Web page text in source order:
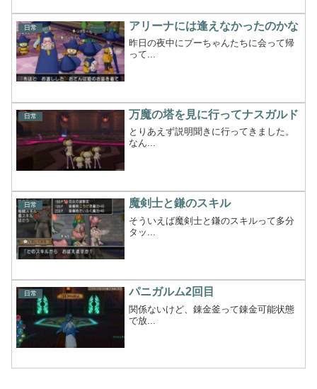
日常 アリーナには逢えなかったのかな
昨日の夜中にプーちゃんたちに会って帰
って...
日常 万魔の塔を見に行ってナスガルド
とりあえず説明聞きに行ってきました。
なん...
日常 魔剣士と鎌のスキル
そういえば魔剣士と鎌のスキルって多分
タッ...
日常 パニガルム2回目
関係ないけど、錬金釜って錬金可能状態
で放...